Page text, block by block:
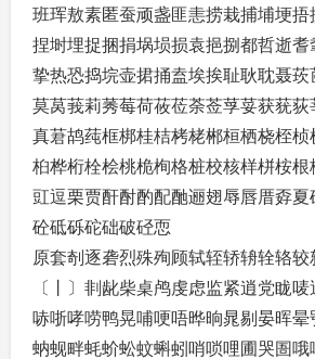
班珲敖素匿蚕顽盏匪恚捞栽捕埔埂
捏埘埋捉捆捐埚埙损袁挹捌都哲逝
挚热恐捣垸壶捃捅盍埃挨耻耿耽聂
莫莴莪莉莠莓荷莜莅荼莶莩荽获莸
真莙鸪莼框梆桂桔栲栳郴桓栖桡桎桢
桕桦桁栓桧桃桅栒格桩校核样栟桉
豇逗栗贾酐酎酌配酏逦翅辱唇厝孬
砼砥砾砣础破硁恧
原套剞逐砻烈殊殉顾轼轾轿辀辁辂较
〔丨〕剕龀柴桌鸬虔虑监紧逍党眬
哧哳哮唠鸭晃哺哽唔晔晌晁剔晏晖
蚋蚬畔蚝蚧蚣蚊蝌蚓哨唢哩圃哭圄